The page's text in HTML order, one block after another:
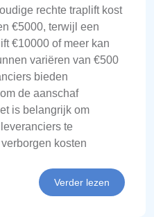
rechte traplift kost
€5000, terwijl een
€10000 of meer kan
variëren van €500
bieden
de aanschaf
is belangrijk om
te
kosten
Verder lezen